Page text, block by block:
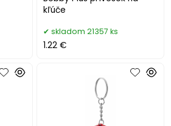
kľúče
skladom 21357 ks
1.22 €